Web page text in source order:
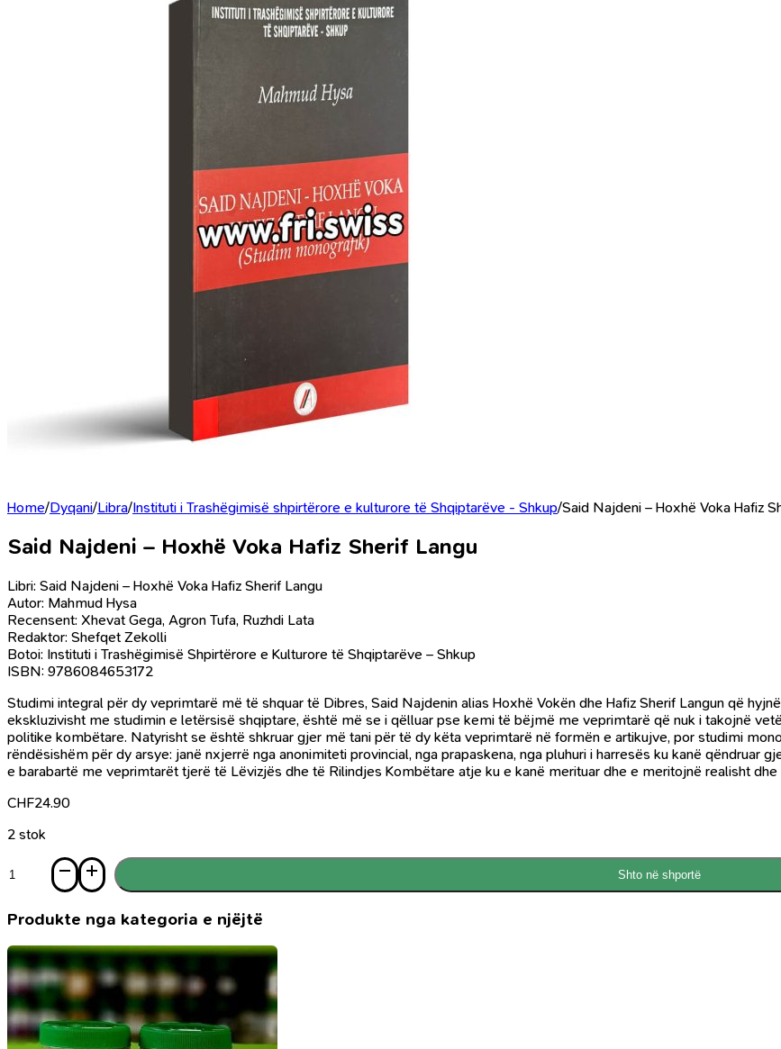
Home/Dyqani/Libra/Instituti i Trashëgimisë shpirtërore e kulturore të Shqiptarëve - Shkup/Said Najdeni – Hoxhë Voka Hafiz
Said Najdeni – Hoxhë Voka Hafiz Sherif Langu
Libri: Said Najdeni – Hoxhë Voka Hafiz Sherif Langu
Autor: Mahmud Hysa
Recensent: Xhevat Gega, Agron Tufa, Ruzhdi Lata
Redaktor: Shefqet Zekolli
Botoi: Instituti i Trashëgimisë Shpirtërore e Kulturore të Shqiptarëve – Shkup
ISBN: 9786084653172
Studimi integral për dy veprimtarë më të shquar të Dibres, Said Najdenin alias Hoxhë Vokën dhe Hafiz Sherif Langun që
ekskluzivisht me studimin e letërsisë shqiptare, është më se i qëlluar pse kemi të bëjmë me veprimtarë që nuk i takojnë
politike kombëtare. Natyrisht se është shkruar gjer më tani për të dy këta veprimtarë në formën e artikujve, por studimi
rëndësishëm për dy arsye: janë nxjerrë nga anonimiteti provincial, nga prapaskena, nga pluhuri i harresës ku kanë qëndruar
e barabartë me veprimtarët tjerë të Lëvizjës dhe të Rilindjes Kombëtare atje ku e kanë merituar dhe e meritojnë realisht dhe
CHF24.90
2 stok
Said
-
Voka
Hafiz
Sherif
Langu
Shto në shportë
Produkte nga kategoria e njëjtë